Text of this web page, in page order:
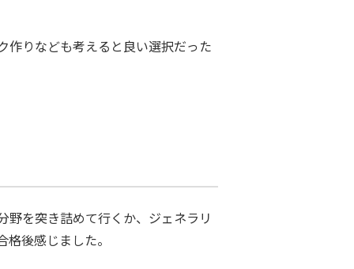
作りなども考えると良い選択だった
を突き詰めて行くか、ジェネラリ
後感じました。